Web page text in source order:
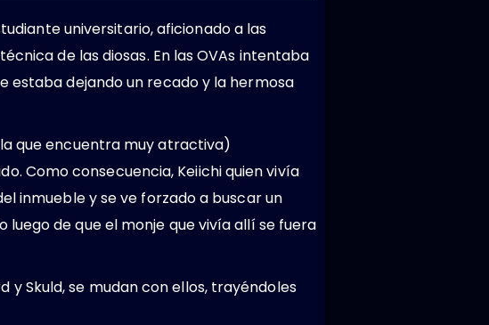
universitario, aficionado a las
de las diosas. En las OVAs intentaba
estaba dejando un recado y la hermosa
que encuentra muy atractiva)
Como consecuencia, Keiichi quien vivía
inmueble y se ve forzado a buscar un
de que el monje que vivía allí se fuera
y Skuld, se mudan con ellos, trayéndoles